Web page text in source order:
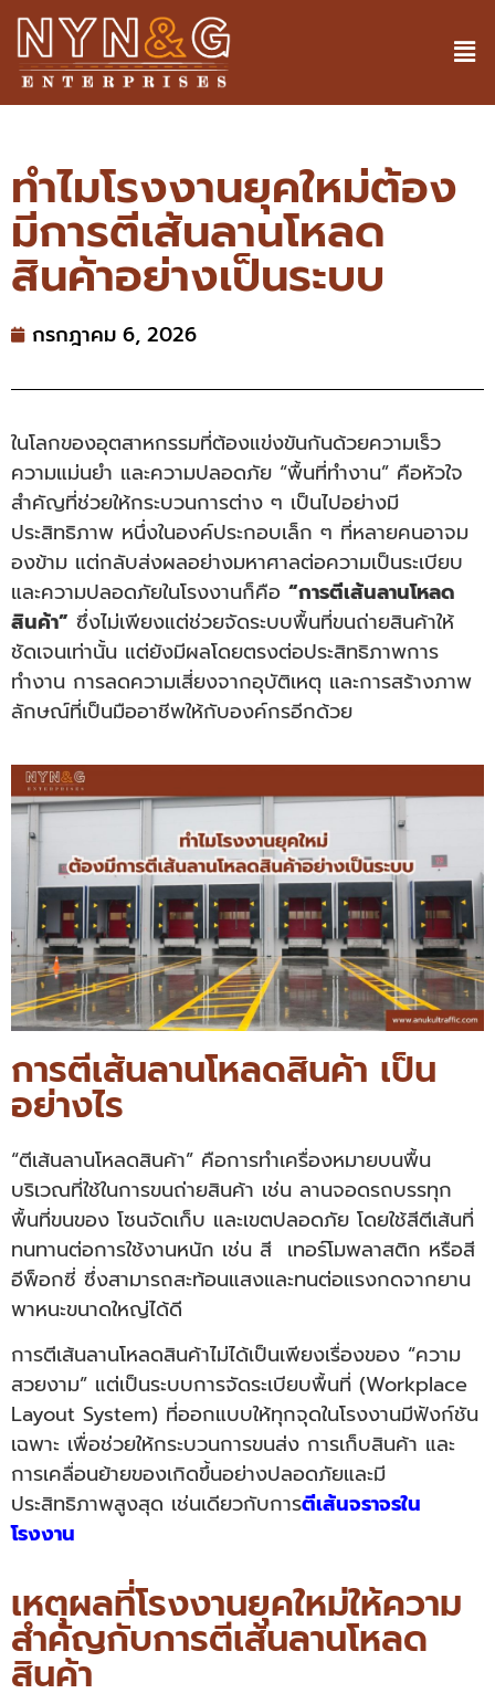
ทำไมโรงงานยุคใหม่ต้อง
มีการตีเส้นลานโหลด
สินค้าอย่างเป็นระบบ
กรกฎาคม 6, 2026
ในโลกของอุตสาหกรรมที่ต้องแข่งขันกันด้วยความเร็ว
ความแม่นยำ และความปลอดภัย “พื้นที่ทำงาน” คือหัวใจ
สำคัญที่ช่วยให้กระบวนการต่าง ๆ เป็นไปอย่างมี
ประสิทธิภาพ หนึ่งในองค์ประกอบเล็ก ๆ ที่หลายคนอาจม
องข้าม แต่กลับส่งผลอย่างมหาศาลต่อความเป็นระเบียบ
และความปลอดภัยในโรงงานก็คือ “การตีเส้นลานโหลด
สินค้า” ซึ่งไม่เพียงแต่ช่วยจัดระบบพื้นที่ขนถ่ายสินค้าให้
ชัดเจนเท่านั้น แต่ยังมีผลโดยตรงต่อประสิทธิภาพการ
ทำงาน การลดความเสี่ยงจากอุบัติเหตุ และการสร้างภาพ
ลักษณ์ที่เป็นมืออาชีพให้กับองค์กรอีกด้วย
การตีเส้นลานโหลดสินค้า เป็น
อย่างไร
“ตีเส้นลานโหลดสินค้า” คือการทำเครื่องหมายบนพื้น
บริเวณที่ใช้ในการขนถ่ายสินค้า เช่น ลานจอดรถบรรทุก
พื้นที่ขนของ โซนจัดเก็บ และเขตปลอดภัย โดยใช้สีตีเส้นที่
ทนทานต่อการใช้งานหนัก เช่น สี เทอร์โมพลาสติก หรือสี
อีพ็อกซี่ ซึ่งสามารถสะท้อนแสงและทนต่อแรงกดจากยาน
พาหนะขนาดใหญ่ได้ดี
การตีเส้นลานโหลดสินค้าไม่ได้เป็นเพียงเรื่องของ “ความ
สวยงาม” แต่เป็นระบบการจัดระเบียบพื้นที่ (Workplace
Layout System) ที่ออกแบบให้ทุกจุดในโรงงานมีฟังก์ชัน
เฉพาะ เพื่อช่วยให้กระบวนการขนส่ง การเก็บสินค้า และ
การเคลื่อนย้ายของเกิดขึ้นอย่างปลอดภัยและมี
ประสิทธิภาพสูงสุด เช่นเดียวกับการตีเส้นจราจรใน
โรงงาน
เหตุผลที่โรงงานยุคใหม่ให้ความ
สำคัญกับการตีเส้นลานโหลด
สินค้า